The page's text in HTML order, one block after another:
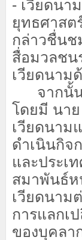
- เวียดนา
ยุทธศาสต
กล่าวชื่นช
สื่อมวลชน
เวียดนาม
จากนั้นช่
โดยมี นา
เวียดนาม
ดำเนินกิจ
และประเ
สมาพันธ์ห
เวียดนาม
การแลกเ
ของบุคลา